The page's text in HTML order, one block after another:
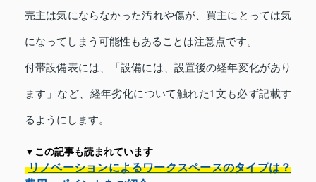
売主は気にならなかった汚れや傷が、買主にとっては気
になってしまう可能性もあることは注意点です。
付帯設備表には、「設備には、設置後の経年変化があり
ます」など、経年劣化について触れた1文も必ず記載す
るようにします。
▼この記事も読まれています
リノベーションによるワークスペースのタイプは？